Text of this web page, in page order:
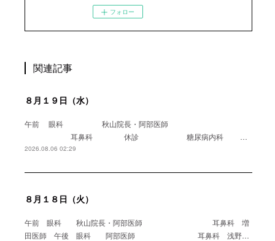
フォロー
関連記事
８月１９日（水）
午前 眼科 秋山院長・阿部医師
耳鼻科 休診 糖尿病内科 …
2026.08.06 02:29
８月１８日（火）
午前 眼科 秋山院長・阿部医師 耳鼻科 増
田医師 午後 眼科 阿部医師 耳鼻科 浅野…